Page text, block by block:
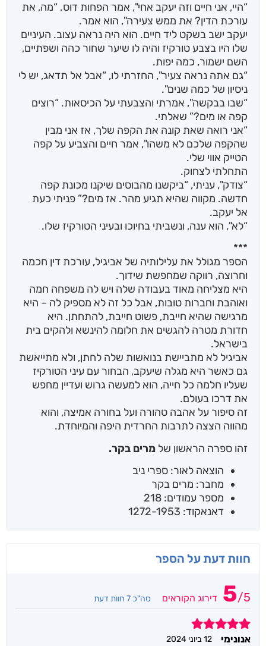
“היי, אני חיים וזה יעקב אחי", אמר הפחות דוס. “מה, את
עורכת הדין? את ממש צעירה", הוא אמר.
יעקב ישב בשקט ליד חיים. הוא היה נראה עצוב. העיניים
שלו היו בצבע טורקיז והיה לו שיער שחור כהה ושפתיים,
השם ישמור, כמה יפות.
“גם אתה נראה צעיר", החזרתי לו, “אבל אל תדאג, יש לי
ניסיון של כמה שנים".
“שבו בבקשה", אמרתי והצבעתי על הכיסאות. “רוצים
קפה או מים?” שאלתי.
“אני רואה שאת קונה את הקפה שלך, אז אני מבין
שהקפה שלכם לא משהו", אמר חיים והצביע על קפה
הטייק אווי שלי.
התחלתי לצחוק.
“צודק", עניתי, “ביקשנו מהבוסים שיקנו מכונת קפה
חדשה. מקווה שהיא תגיע מהר. אז מים?” פניתי כעת
אל יעקב.
“לא", הוא ענה, ונשביתי בחיוכו ובעיני הטורקיז שלו.
***
הספר מגולל את עלילותיה של אביגיל, עורכת דין חכמה
וחרוצה, רווקה שמחפשת שידוך.
היא מצליחה מאוד בעבודה שלה ויש לה משפחה חמה
ואוהבת וחברות טובות, אבל כל זה לא מספיק לה – היא
מרגישה שהיא חייבת, פשוט חייבת, להתחתן. היא
חדורת מטרה להגשים את חלומה להינשא ולהקים בית
בישראל.
אביגיל לא מתביישת בנואשות שלה לחתן, ולא מתייאשת
גם כאשר היא מגלה שיעקב, הבחור עם עיני הטורקיז
שעליו חלמה כל חייה, הוא למעשה גרוש ועדיין מחפש
את דרכו בעולם.
זה סיפור על אהבה טהורה ועל בחורה אמיצה, והוא
מהווה הצצה לתרבות החרדית היפה והמיוחדת.
זהו ספרה הראשון של מרים בקר.
הוצאה לאור: ספרי ניב
מחבר: מרים בקר
מספר עמודים: 218
דאנאקוד: 1272-1953
חוות דעת על הספר
5/5 דירוג הקוראים סה"כ 7 חוות דעת
5
אנונימי
12 ביוני 2024